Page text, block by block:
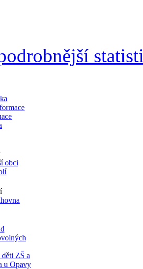
obci
ZŠ a
u Opavy